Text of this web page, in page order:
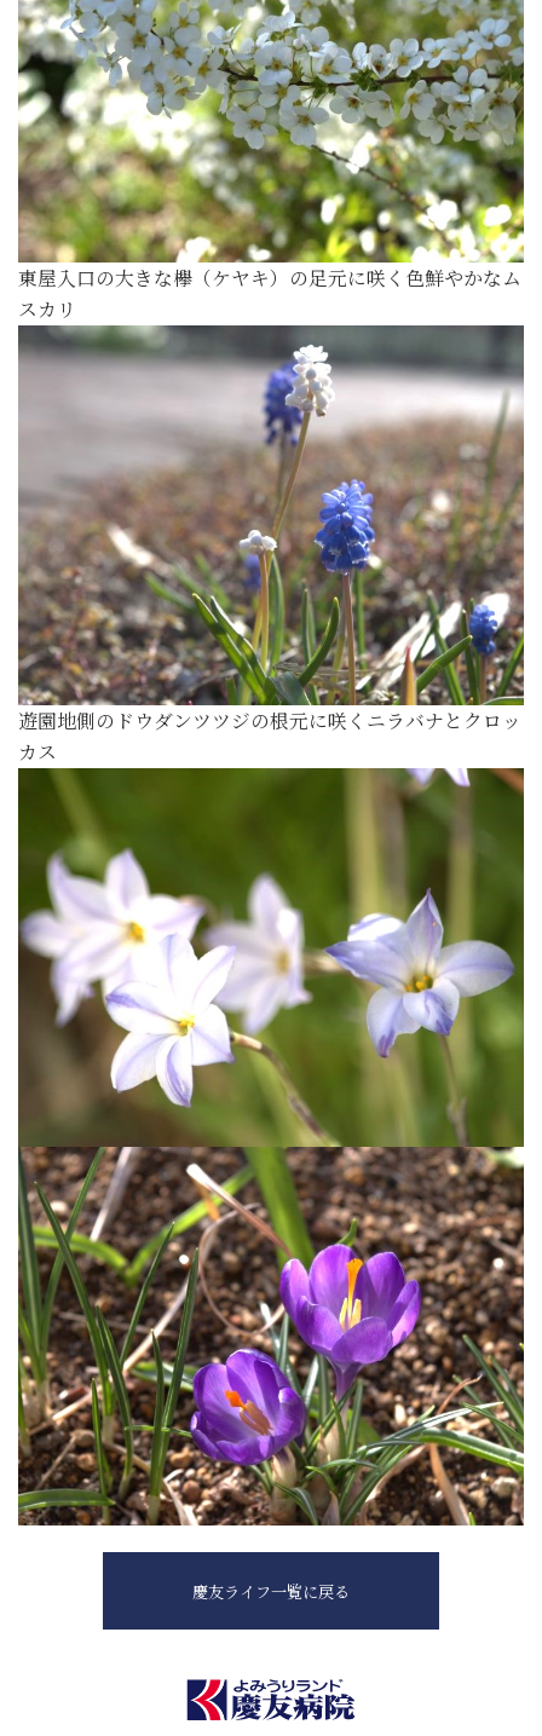
東屋入口の大きな欅（ケヤキ）の足元に咲く色鮮やかなム
スカリ
遊園地側のドウダンツツジの根元に咲くニラバナとクロッ
カス
慶友ライフ一覧に戻る